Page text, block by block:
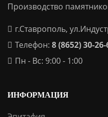
Производство
г.Ставрополь,
Телефон: 8 (8652) 30-
Пн - Вс: 9:00 - 1:00
ИНФОРМАЦИЯ